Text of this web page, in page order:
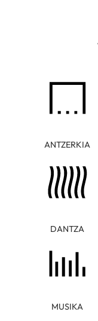
ANTZERKIA
DANTZA
MUSIKA